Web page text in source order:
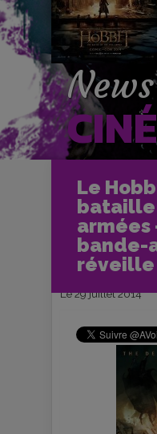
News
Le
bataille
armées
bande-
réveille
Accueil
Les News
Le Hobbit :
la première
sens
Le 29 juillet 2014